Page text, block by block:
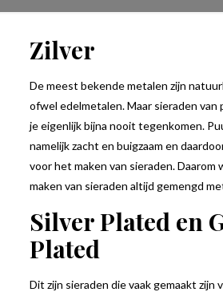
Zilver
De meest bekende metalen zijn
ofwel edelmetalen. Maar sieraden van
je eigenlijk bijna nooit tegenkomen.
namelijk zacht en buigzaam en
voor het maken van sieraden. Daarom
maken van sieraden altijd gemengd
Silver Plated en
Plated
Dit zijn sieraden die vaak gemaakt zijn